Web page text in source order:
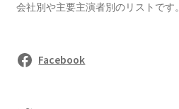
会社別や主要主演者別のリストです。
Facebook